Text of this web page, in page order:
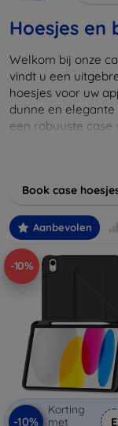
Hoesjes en
Welkom bij onze
vindt u een
hoesjes voor uw
dunne en
een robuuste case
beschermen
kunststof tot luxe
stijl. Vergeet niet
andere
bescherming van
apparaat de
Book case
Aanbevolen
-10%
-10%
Korting
met